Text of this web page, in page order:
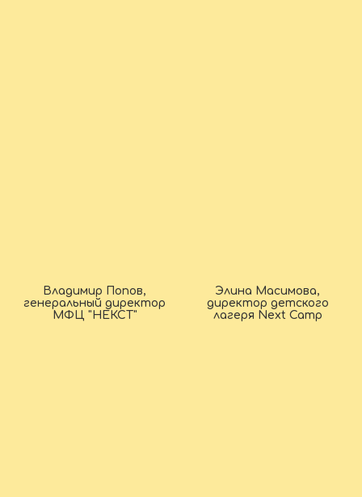
Владимир Попов,
генеральный директор
МФЦ "НЕКСТ"
Элина Масимова,
директор детского
лагеря Next Camp